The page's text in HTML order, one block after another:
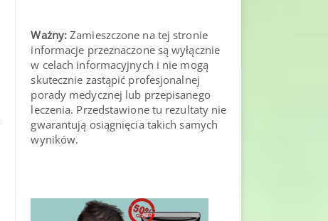
Ważny: Zamieszczone na tej stronie
informacje przeznaczone są wyłącznie
w celach informacyjnych i nie mogą
skutecznie zastąpić profesjonalnej
porady medycznej lub przepisanego
leczenia. Przedstawione tu rezultaty nie
gwarantują osiągnięcia takich samych
wyników.